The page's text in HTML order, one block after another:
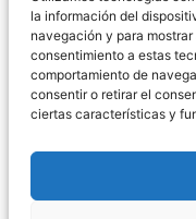
la información del
navegación y para
consentimiento a estas
comportamiento de
consentir o retirar el
ciertas características y
Descargo de
Declaración de